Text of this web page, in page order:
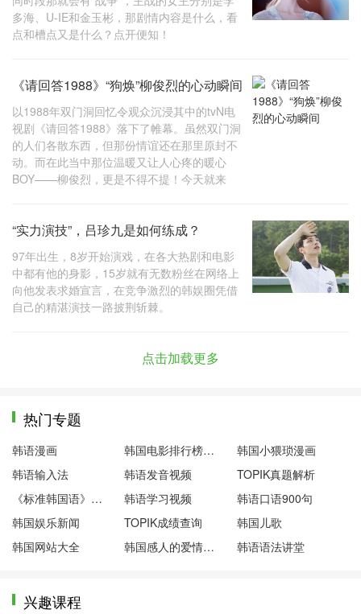
多海、U-IE和金玉彬，那剧情内容是什么，看
点和槽点又是什么？点开便知！
《请回答1988》“狗焕”柳俊烈的心动瞬间
以1988年双门洞回忆令观众沉浸其中的tvN电
视剧《请回答1988》落下了帷幕。虽然双门洞
的人们各散东西，但那份情谊还在那里原封不
动。而在此当中那位温暖又让人心疼的暖心
BOY——柳俊烈，更是不得不提！今天就来
“实力演技”，吕珍九是如何练成？
97年出生，8岁开始演戏，在各大热剧和电影
中都有他的身影，15岁就有无数粉丝在网络上
向他发表求婚宣言，在竞争激烈的韩娱圈凭借
自己的精湛演技一路披荆斩棘。
点击加载更多
热门专题
韩语漫画 韩国电影排行榜前十名
韩国小猥琐漫画
韩语输入法
韩语发音视频
TOPIK真题解析
《标准韩国语》第一册
韩语学习视频
韩语口语900句
韩国娱乐新闻
TOPIK成绩查询
韩国儿歌
韩国网站大全
韩国感人的爱情电影 韩语语法讲堂
兴趣课程